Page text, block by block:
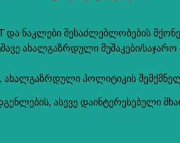
ნაკლები შესაძლებლობების
ახალგაზრდული მუშაკები/საჯარო
ახალგაზრდული პოლიტიკის
ასევე დაინტერესებული